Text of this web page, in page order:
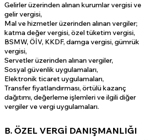
Gelirler üzerinden alınan kurumlar vergisi ve
gelir vergisi,
Mal ve hizmetler üzerinden alınan vergiler;
katma değer vergisi, özel tüketim vergisi,
BSMW, ÖİV, KKDF, damga vergisi, gümrük
vergisi,
Servetler üzerinden alınan vergiler,
Sosyal güvenlik uygulamaları,
Elektronik ticaret uygulamaları,
Transfer fiyatlandırması, örtülü kazanç
dağıtımı, değerleme işlemleri ve ilgili diğer
vergiler ve vergi uygulamaları.
B. ÖZEL VERGİ DANIŞMANLIĞI